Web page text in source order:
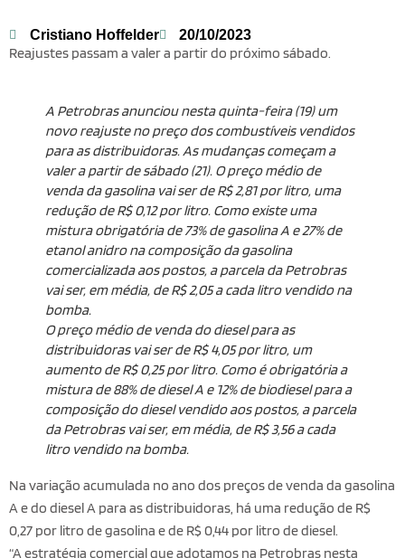
Cristiano Hoffelder 20/10/2023
Reajustes passam a valer a partir do próximo sábado.
A Petrobras anunciou nesta quinta-feira (19) um
novo reajuste no preço dos combustíveis vendidos
para as distribuidoras. As mudanças começam a
valer a partir de sábado (21). O preço médio de
venda da gasolina vai ser de R$ 2,81 por litro, uma
redução de R$ 0,12 por litro. Como existe uma
mistura obrigatória de 73% de gasolina A e 27% de
etanol anidro na composição da gasolina
comercializada aos postos, a parcela da Petrobras
vai ser, em média, de R$ 2,05 a cada litro vendido na
bomba.
O preço médio de venda do diesel para as
distribuidoras vai ser de R$ 4,05 por litro, um
aumento de R$ 0,25 por litro. Como é obrigatória a
mistura de 88% de diesel A e 12% de biodiesel para a
composição do diesel vendido aos postos, a parcela
da Petrobras vai ser, em média, de R$ 3,56 a cada
litro vendido na bomba.
Na variação acumulada no ano dos preços de venda da gasolina
A e do diesel A para as distribuidoras, há uma redução de R$
0,27 por litro de gasolina e de R$ 0,44 por litro de diesel.
“A estratégia comercial que adotamos na Petrobras nesta